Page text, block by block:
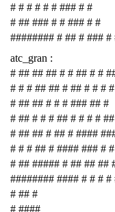
# # # # # # ### # #
# ## ### # # ### # #
######## # ## # ### #
atc_gran :
# ## ## ## # # ## # #
# # # ## ## # ## # # #
# ## ## # # # ### ## #
# ## # # # ## # # # #
# ## ## # ## # ####
# # # ## # #### ### #
# ## ##### # ## ## ##
######## #### # # #
# ## #
# ####